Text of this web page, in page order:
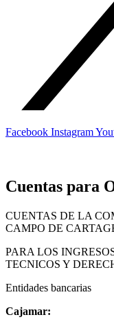
Facebook Instagram
Cuentas para
CUENTAS DE LA
CAMPO DE
PARA LOS
TECNICOS Y
Entidades bancarias
Cajamar: